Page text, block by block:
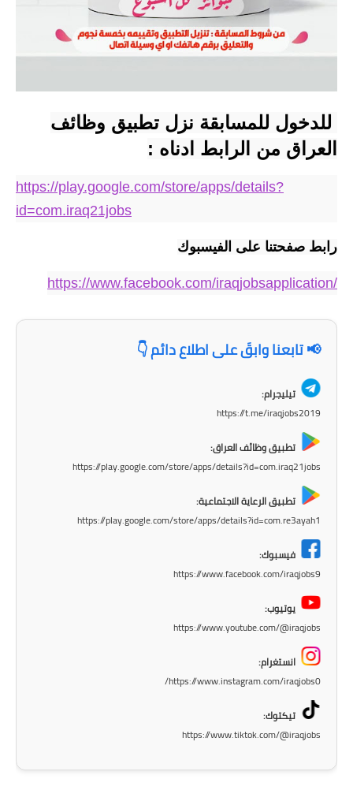
صحة وطب
فن ومشاهير
العراق من الرابط ادناه :
https://play.google.com/store/apps/details?
id=com.iraq21jobs
رابط صفحتنا على الفيسبوك
https://www.facebook.com/iraqjobsapplication/
📢 تابعنا وابقَ على اطلاع دائم 👇
تيليجرام:
https://t.me/iraqjobs2019
تطبيق وظائف العراق:
https://play.google.com/store/apps/details?id=com.iraq21jobs
تطبيق الرعاية الاجتماعية:
https://play.google.com/store/apps/details?id=com.re3ayah1
فيسبوك:
https://www.facebook.com/iraqjobs9
يوتيوب:
https://www.youtube.com/@iraqjobs
انستغرام:
https://www.instagram.com/iraqjobs0/
تيكتوك:
https://www.tiktok.com/@iraqjobs